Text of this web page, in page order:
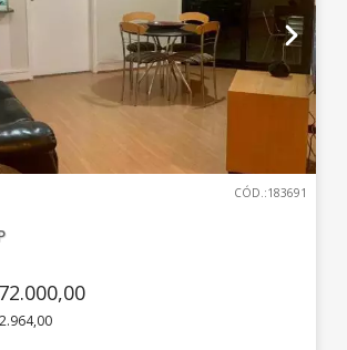
CÓD.:183691